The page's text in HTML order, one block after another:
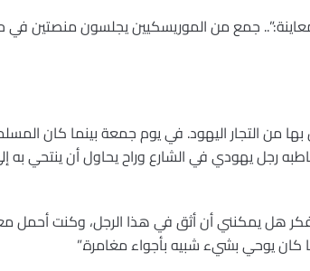
جمع من الموريسكيين يجلسون منصتين
من التجار اليهود. في يوم جمعة بينما كان
رجل يهودي في الشارع وراح يحاول أن ينتحي به
هل يمكنني أن أثق في هذا الرجل، وكنت أحمل
كان يوحي بشيء شبيه بأجواء مغامرة.”